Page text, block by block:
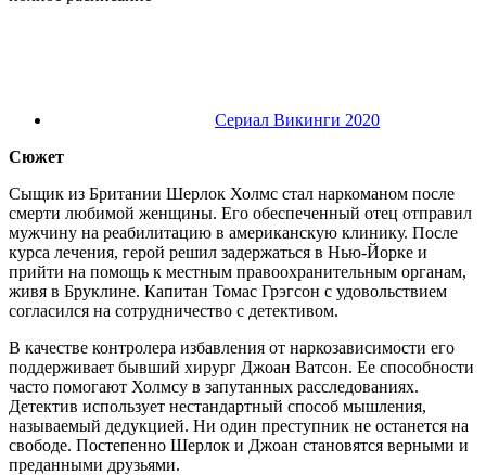
Сериал Викинги 2020
Сюжет
Сыщик из Британии Шерлок Холмс стал наркоманом после
смерти любимой женщины. Его обеспеченный отец отправил
мужчину на реабилитацию в американскую клинику. После
курса лечения, герой решил задержаться в Нью-Йорке и
прийти на помощь к местным правоохранительным органам,
живя в Бруклине. Капитан Томас Грэгсон с удовольствием
согласился на сотрудничество с детективом.
В качестве контролера избавления от наркозависимости его
поддерживает бывший хирург Джоан Ватсон. Ее способности
часто помогают Холмсу в запутанных расследованиях.
Детектив использует нестандартный способ мышления,
называемый дедукцией. Ни один преступник не останется на
свободе. Постепенно Шерлок и Джоан становятся верными и
преданными друзьями.